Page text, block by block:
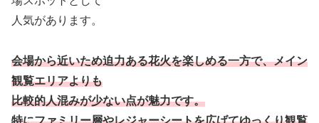
人気があります。
会場から近いため迫力ある花火を楽しめる一方で、メイン
観覧エリアよりも
比較的人混みが少ない点が魅力です。
特にファミリー層やレジャーシートを広げてゆっくり観覧